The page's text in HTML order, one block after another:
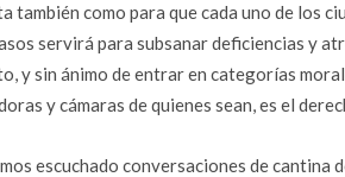
también como para que cada uno de los
servirá para subsanar deficiencias y
y sin ánimo de entrar en categorías
y cámaras de quienes sean, es el
escuchado conversaciones de cantina